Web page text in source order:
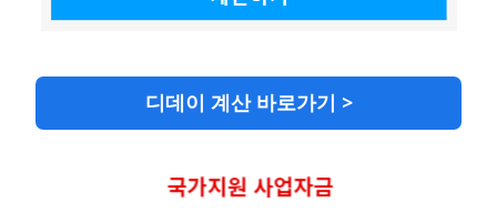
디데이 계산 바로가기 >